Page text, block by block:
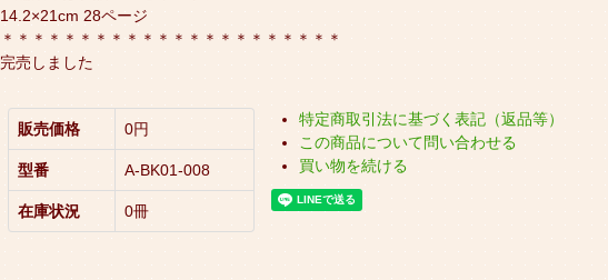
14.2×21cm 28ページ
＊＊＊＊＊＊＊＊＊＊＊＊＊＊＊＊＊＊＊＊＊＊
完売しました
販売価格 0円
型番 A-BK01-008
在庫状況 0冊
特定商取引法に基づく表記（返品等）
この商品について問い合わせる
買い物を続ける